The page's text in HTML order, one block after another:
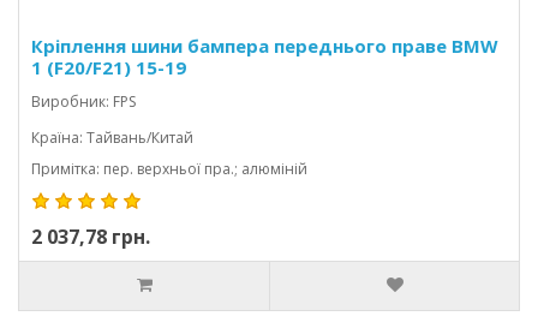
Кріплення шини бампера переднього праве BMW
1 (F20/F21) 15-19
Виробник: FPS
Країна: Тайвань/Китай
Примітка: пер. верхньої пра.; алюміній
2 037,78 грн.